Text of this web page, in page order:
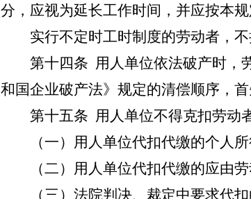
分，应视为延长工作时间，并应按本
实行不定时工时制度的劳动者，不
第十四条 用人单位依法破产时，
和国企业破产法》规定的清偿顺序，
第十五条 用人单位不得克扣劳动
（一）用人单位代扣代缴的个人所
（二）用人单位代扣代缴的应由
（三）法院判决、裁定中要求代